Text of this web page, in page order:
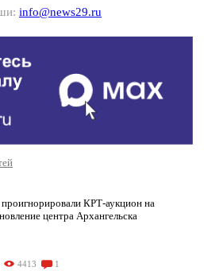
info@news29.ru
КРТ-аукцион на
центра Архангельска
4413 1